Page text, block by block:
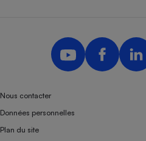
Nous contacter
Données personnelles
Plan du site